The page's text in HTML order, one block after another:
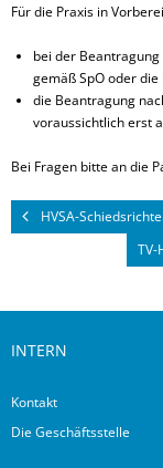
Für die Praxis in
bei der
gemäß SpO oder
die Beantragung
voraussichtlich erst
Bei Fragen bitte an die
HVSA-
TV-
INTERN
Kontakt
Die Geschäftsstelle